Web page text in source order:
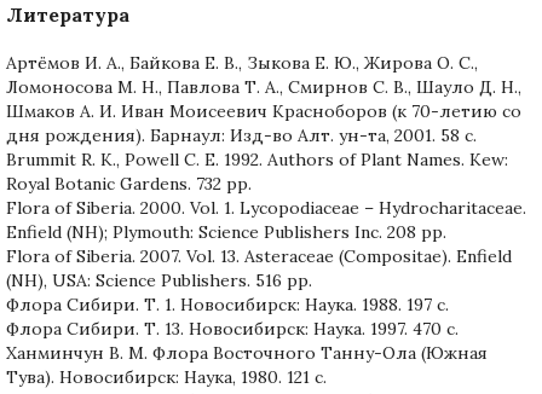
Литература
Артёмов И. А., Байкова Е. В., Зыкова Е. Ю., Жирова О. С.,
Ломоносова М. Н., Павлова Т. А., Смирнов С. В., Шауло Д. Н.,
Шмаков А. И. Иван Моисеевич Красноборов (к 70-летию со
дня рождения). Барнаул: Изд-во Алт. ун-та, 2001. 58 с.
Brummit R. K., Powell C. E. 1992. Authors of Plant Names. Kew:
Royal Botanic Gardens. 732 pp.
Flora of Siberia. 2000. Vol. 1. Lycopodiaceae – Hydrocharitaceae.
Enfield (NH); Plymouth: Science Publishers Inc. 208 рр.
Flora of Siberia. 2007. Vol. 13. Asteraceae (Compositae). Enfield
(NH), USA: Science Publishers. 516 рр.
Флора Сибири. Т. 1. Новосибирск: Наука. 1988. 197 с.
Флора Сибири. Т. 13. Новосибирск: Наука. 1997. 470 с.
Ханминчун В. М. Флора Восточного Танну-Ола (Южная
Тува). Новосибирск: Наука, 1980. 121 с.